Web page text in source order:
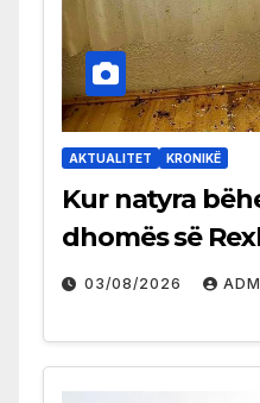
AKTUALITET KRONIKË
Kur natyra
dhomës së
03/08/2026